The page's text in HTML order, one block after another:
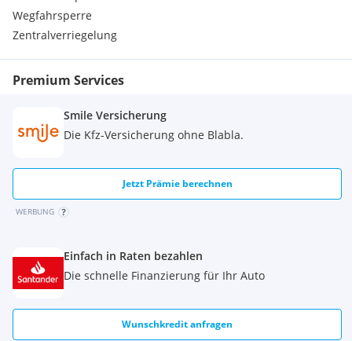
Wegfahrsperre
Zentralverriegelung
Premium Services
Smile Versicherung
Die Kfz-Versicherung ohne Blabla.
Jetzt Prämie berechnen
WERBUNG
Einfach in Raten bezahlen
Die schnelle Finanzierung für Ihr Auto
Wunschkredit anfragen